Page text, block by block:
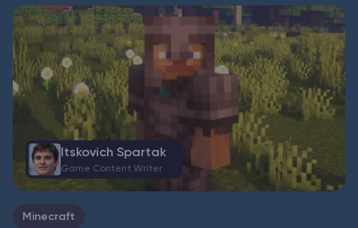
können Sie Ihre Lieblingswelt Minecraft in einem völlig
anderen Licht sehen…
Itskovich Spartak
Game Content Writer
Minecraft